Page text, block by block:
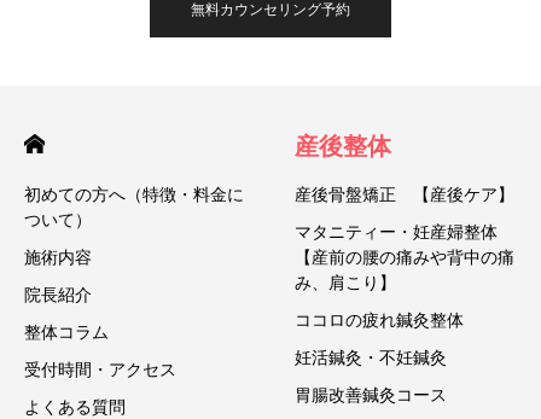
無料カウンセリング予約
初めての方へ（特徴・料金に
ついて）
施術内容
院長紹介
整体コラム
受付時間・アクセス
よくある質問
産後整体
産後骨盤矯正 【産後ケア】
マタニティー・妊産婦整体
【産前の腰の痛みや背中の痛
み、肩こり】
ココロの疲れ鍼灸整体
妊活鍼灸・不妊鍼灸
胃腸改善鍼灸コース